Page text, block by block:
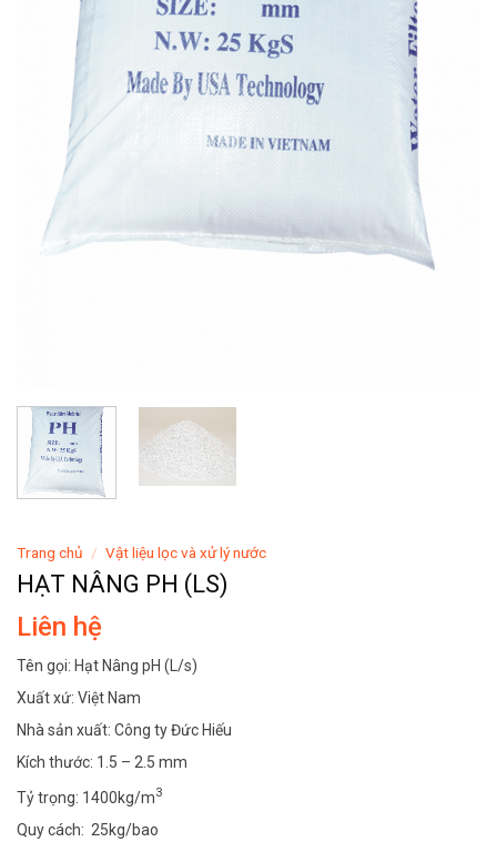
Trang chủ / Vật liệu lọc và xử lý nước
HẠT NÂNG PH (LS)
Liên hệ
Tên gọi: Hạt Nâng pH (L/s)
Xuất xứ: Việt Nam
Nhà sản xuất: Công ty Đức Hiếu
Kích thước: 1.5 – 2.5 mm
Tỷ trọng: 1400kg/m3
Quy cách: 25kg/bao